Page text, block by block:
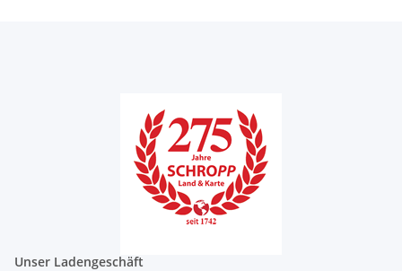
Unser Ladengeschäft